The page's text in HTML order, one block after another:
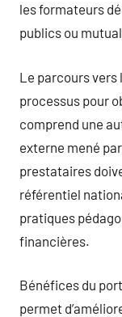
les formateurs
publics ou
Le parcours vers
processus pour
comprend une
externe mené
prestataires
référentiel
pratiques
financières.
Bénéfices du
permet